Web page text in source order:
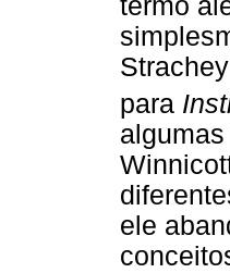
termo
para
ele